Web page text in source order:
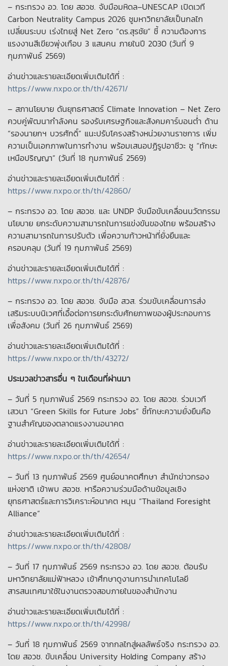
– กระทรวง อว. โดย สอวช. จับมือมหิดล–UNESCAP เปิดเวที
Carbon Neutrality Campus 2026 ชูมหาวิทยาลัยเป็นกลไก
เปลี่ยนระบบ เร่งไทยสู่ Net Zero “ดร.สุรชัย” ชี้ ความต้องการ
แรงงานสีเขียวพุ่งเกือบ 3 แสนคน ภายในปี 2030 (วันที่ 9
กุมภาพันธ์ 2569)
อ่านข่าวและรายละเอียดเพิ่มเติมได้ที่ :
https://www.nxpo.or.th/th/42671/
– สภานโยบาย ดันยุทธศาสตร์ Climate Innovation – Net Zero
ควบคู่พัฒนากำลังคน รองรับเศรษฐกิจและสังคมคาร์บอนต่ำ ด้าน
“รองนายกฯ บวรศักดิ์” แนะปรับโครงสร้างหน่วยงานราชการ เพิ่ม
ความเป็นเอกภาพในการทำงาน พร้อมเสนอปฏิรูปอาชีวะ ชู “ทักษะ
เหนือปริญญา” (วันที่ 18 กุมภาพันธ์ 2569)
อ่านข่าวและรายละเอียดเพิ่มเติมได้ที่ :
https://www.nxpo.or.th/th/42860/
– กระทรวง อว. โดย สอวช. และ UNDP จับมือขับเคลื่อนนวัตกรรม
นโยบาย ยกระดับความสามารถในการแข่งขันของไทย พร้อมสร้าง
ความสามารถในการปรับตัว เพื่อความก้าวหน้าที่ยั่งยืนและ
ครอบคลุม (วันที่ 19 กุมภาพันธ์ 2569)
อ่านข่าวและรายละเอียดเพิ่มเติมได้ที่ :
https://www.nxpo.or.th/th/42876/
– กระทรวง อว. โดย สอวช. จับมือ สวส. ร่วมขับเคลื่อนการส่ง
เสริมระบบนิเวศที่เอื้อต่อการยกระดับศักยภาพของผู้ประกอบการ
เพื่อสังคม (วันที่ 26 กุมภาพันธ์ 2569)
อ่านข่าวและรายละเอียดเพิ่มเติมได้ที่ :
https://www.nxpo.or.th/th/43272/
ประมวลข่าวสารอื่น ๆ ในเดือนที่ผ่านมา
– วันที่ 5 กุมภาพันธ์ 2569 กระทรวง อว. โดย สอวช. ร่วมเวที
เสวนา “Green Skills for Future Jobs” ชี้ทักษะความยั่งยืนคือ
ฐานสำคัญของตลาดแรงงานอนาคต
อ่านข่าวและรายละเอียดเพิ่มเติมได้ที่ :
https://www.nxpo.or.th/th/42654/
– วันที่ 13 กุมภาพันธ์ 2569 ศูนย์อนาคตศึกษา สำนักข่าวกรอง
แห่งชาติ เข้าพบ สอวช. หารือความร่วมมือด้านข้อมูลเชิง
ยุทธศาสตร์และการวิเคราะห์อนาคต หนุน “Thailand Foresight
Alliance”
อ่านข่าวและรายละเอียดเพิ่มเติมได้ที่ :
https://www.nxpo.or.th/th/42808/
– วันที่ 17 กุมภาพันธ์ 2569 กระทรวง อว. โดย สอวช. ต้อนรับ
มหาวิทยาลัยแม่ฟ้าหลวง เข้าศึกษาดูงานการนำเทคโนโลยี
สารสนเทศมาใช้ในงานตรวจสอบภายในของสำนักงาน
อ่านข่าวและรายละเอียดเพิ่มเติมได้ที่ :
https://www.nxpo.or.th/th/42998/
– วันที่ 18 กุมภาพันธ์ 2569 จากกลไกสู่ผลลัพธ์จริง กระทรวง อว.
โดย สอวช. ขับเคลื่อน University Holding Company สร้าง